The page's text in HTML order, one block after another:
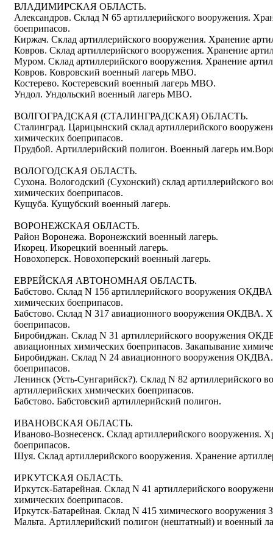
ВЛАДИМИРСКАЯ ОБЛАСТЬ.
Александров. Склад N 65 артиллерийского вооружения.
боеприпасов.
Киржач. Склад артиллерийского вооружения. Хранение
Ковров. Склад артиллерийского вооружения. Хранение
Муром. Склад артиллерийского вооружения. Хранение
Ковров. Ковровский военный лагерь МВО.
Костерево. Костеревский военный лагерь МВО.
Ундол. Ундольский военный лагерь МВО.
ВОЛГОГРАДСКАЯ (СТАЛИНГРАДСКАЯ) ОБЛАСТЬ.
Сталинград. Царицынский склад артиллерийского
химических боеприпасов.
Прудбой. Артиллерийский полигон. Военный лагерь
ВОЛОГОДСКАЯ ОБЛАСТЬ.
Сухона. Вологодский (Сухонский) склад артиллерийского
химических боеприпасов.
Кущуба. Кущубский военный лагерь.
ВОРОНЕЖСКАЯ ОБЛАСТЬ.
Район Воронежа. Воронежский военный лагерь.
Икорец. Икорецкий военный лагерь.
Новохоперск. Новохоперский военный лагерь.
ЕВРЕЙСКАЯ АВТОНОМНАЯ ОБЛАСТЬ.
Бабстово. Склад N 156 артиллерийского вооружения
химических боеприпасов.
Бабстово. Склад N 317 авиационного вооружения ОКДВА.
боеприпасов.
Биробиджан. Склад N 31 артиллерийского вооружения
авиационных химических боеприпасов. Закапывание
Биробиджан. Склад N 24 авиационного вооружения
боеприпасов.
Ленинск (Усть-Сунгарийск?). Склад N 82
артиллерийских химических боеприпасов.
Бабстово. Бабстовский артиллерийский полигон.
ИВАНОВСКАЯ ОБЛАСТЬ.
Иваново-Вознесенск. Склад артиллерийского вооружения.
боеприпасов.
Шуя. Склад артиллерийского вооружения. Хранение
ИРКУТСКАЯ ОБЛАСТЬ.
Иркутск-Батарейная. Склад N 41 артиллерийского
химических боеприпасов.
Иркутск-Батарейная. Склад N 415 химического вооружения
Мальта. Артиллерийский полигон (нештатный) и военный